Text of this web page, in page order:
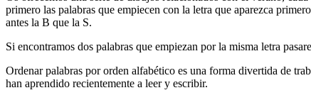
primero las palabras que empiecen con la letra que aparezca
antes la B que la S.
Si encontramos dos palabras que empiezan por la misma letra
Ordenar palabras por orden alfabético es una forma divertida de
han aprendido recientemente a leer y escribir.